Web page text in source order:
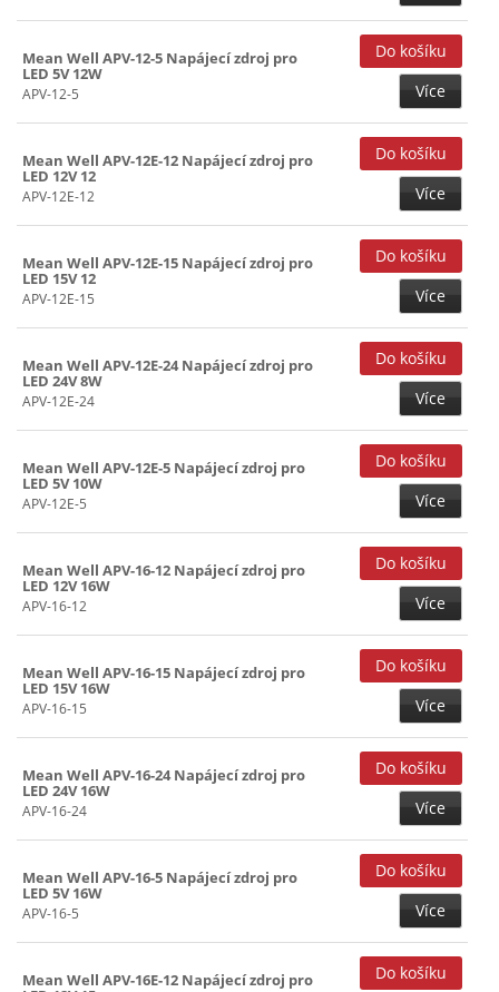
180W (7)
200W (92)
285W (2)
300W (3)
320W (12)
301~449W (40)
480W (39)
540W (3)
560W (1)
600W (21)
Mean Well APV-12-5 Napájecí zdroj pro
LED 5V 12W
APV-12-5 Více
Mean Well APV-12E-12 Napájecí zdroj pro
LED 12V 12
APV-12E-12 Více
Mean Well APV-12E-15 Napájecí zdroj pro
LED 15V 12
APV-12E-15 Více
Mean Well APV-12E-24 Napájecí zdroj pro
LED 24V 8W
APV-12E-24 Více
Mean Well APV-12E-5 Napájecí zdroj pro
LED 5V 10W
APV-12E-5 Více
Mean Well APV-16-12 Napájecí zdroj pro
LED 12V 16W
APV-16-12 Více
Mean Well APV-16-15 Napájecí zdroj pro
LED 15V 16W
APV-16-15 Více
Mean Well APV-16-24 Napájecí zdroj pro
LED 24V 16W
APV-16-24 Více
Mean Well APV-16-5 Napájecí zdroj pro
LED 5V 16W
APV-16-5 Více
Mean Well APV-16E-12 Napájecí zdroj pro